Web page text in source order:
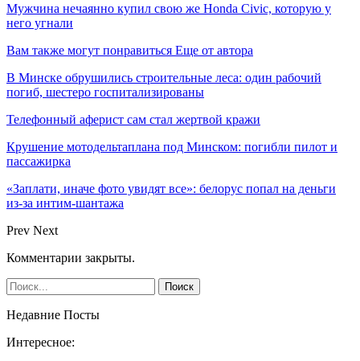
Мужчина нечаянно купил свою же Honda Civic, которую у
него угнали
Вам также могут понравиться Еще от автора
В Минске обрушились строительные леса: один рабочий
погиб, шестеро госпитализированы
Телефонный аферист сам стал жертвой кражи
Крушение мотодельтаплана под Минском: погибли пилот и
пассажирка
«Заплати, иначе фото увидят все»: белорус попал на деньги
из-за интим-шантажа
Prev Next
Комментарии закрыты.
Недавние Посты
Интересное: